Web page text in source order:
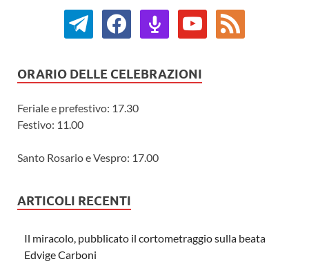
ORARIO DELLE CELEBRAZIONI
Feriale e prefestivo: 17.30
Festivo: 11.00
Santo Rosario e Vespro: 17.00
ARTICOLI RECENTI
Il miracolo, pubblicato il cortometraggio sulla beata
Edvige Carboni